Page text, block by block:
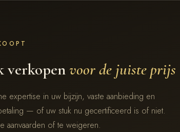
verkopenvoor de juiste prijs
expertise in uw bijzijn, vaste aanbieding en
— of uw stuk nu gecertificeerd is of niet.
aanvaarden of te weigeren.